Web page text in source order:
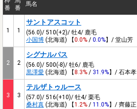
番
番
馬名
1 1
サントアスコット
(56.0)/ 510(+2)/ 牡4/ 鹿毛
小国博 (北海道) 【0.0% / 0.0%】/ 堂山芳
2 2
シグナルパス
(56.0)/ 500(-8)/ 牡6/ 鹿毛
黒澤愛 (北海道) 【 8.3% / 31.9%】/ 石本孝
3 3
テルザトゥルース
(57.0)/ 516(+10)/ 牡4/ 栗毛
桑村真 (北海道) 【1.2% / 11.0%】/ 齊藤正